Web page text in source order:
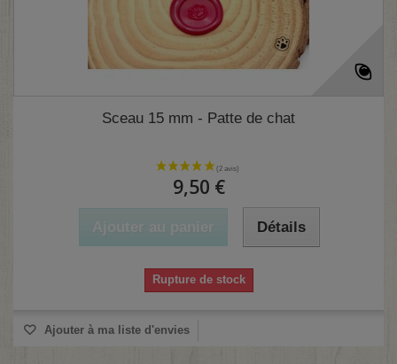
Sceau 15 mm - Patte de chat
9,50 €
Ajouter au panier Détails
Rupture de stock
Ajouter à ma liste d'envies